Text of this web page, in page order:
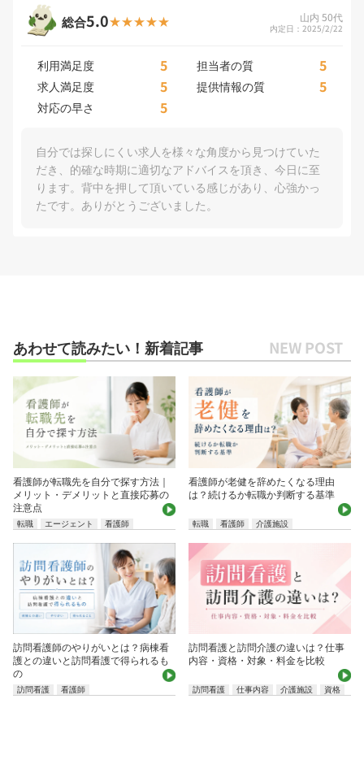
総合5.0 山内 50代
内定日：2025/2/22
利用満足度 5 担当者の質 5
求人満足度 5 提供情報の質 5
対応の早さ 5
自分では探しにくい求人を様々な角度から見つけていた
だき、的確な時期に適切なアドバイスを頂き、今日に至
ります。背中を押して頂いている感じがあり、心強かっ
たです。ありがとうございました。
あわせて読みたい！新着記事
看護師が転職先を自分で探す方法｜
メリット・デメリットと直接応募の
注意点
転職 エージェント 看護師
看護師が老健を辞めたくなる理由
は？続けるか転職か判断する基準
転職 看護師 介護施設
訪問看護師のやりがいとは？病棟看
護との違いと訪問看護で得られるも
の
訪問看護 看護師
訪問看護と訪問介護の違いは？仕事
内容・資格・対象・料金を比較
訪問看護 仕事内容 介護施設 資格